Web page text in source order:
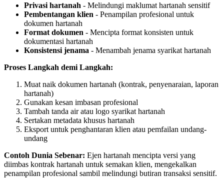
Privasi hartanah - Melindungi maklumat hartanah sensitif
Pembentangan klien - Penampilan profesional untuk
dokumen hartanah
Format dokumen - Mencipta format konsisten untuk
dokumentasi hartanah
Konsistensi jenama - Menambah jenama syarikat hartanah
Proses Langkah demi Langkah:
Muat naik dokumen hartanah (kontrak, penyenaraian, laporan
hartanah)
Gunakan kesan imbasan profesional
Tambah tanda air atau logo syarikat hartanah
Sertakan metadata khusus hartanah
Eksport untuk penghantaran klien atau pemfailan undang-
undang
Contoh Dunia Sebenar: Ejen hartanah mencipta versi yang
diimbas kontrak hartanah untuk semakan klien, mengekalkan
penampilan profesional sambil melindungi butiran transaksi sensitif.